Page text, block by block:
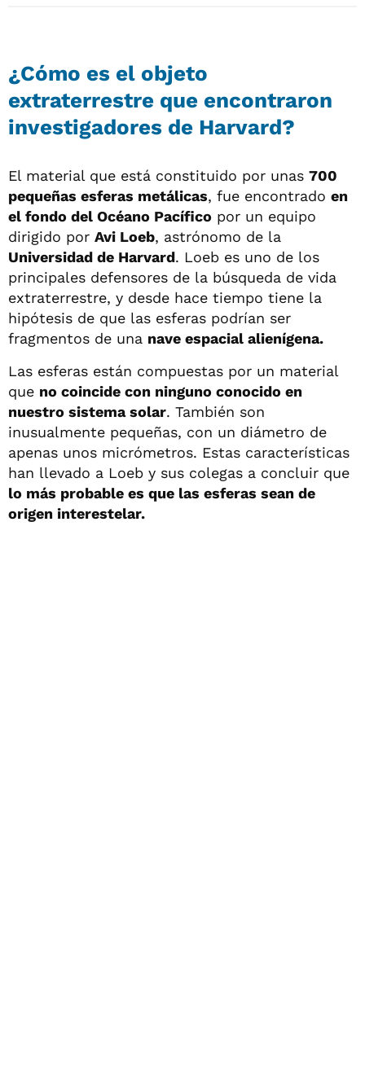
¿Cómo es el objeto
extraterrestre que encontraron
investigadores de Harvard?
El material que está constituido por unas 700
pequeñas esferas metálicas, fue encontrado en
el fondo del Océano Pacífico por un equipo
dirigido por Avi Loeb, astrónomo de la
Universidad de Harvard. Loeb es uno de los
principales defensores de la búsqueda de vida
extraterrestre, y desde hace tiempo tiene la
hipótesis de que las esferas podrían ser
fragmentos de una nave espacial alienígena.
Las esferas están compuestas por un material
que no coincide con ninguno conocido en
nuestro sistema solar. También son
inusualmente pequeñas, con un diámetro de
apenas unos micrómetros. Estas características
han llevado a Loeb y sus colegas a concluir que
lo más probable es que las esferas sean de
origen interestelar.